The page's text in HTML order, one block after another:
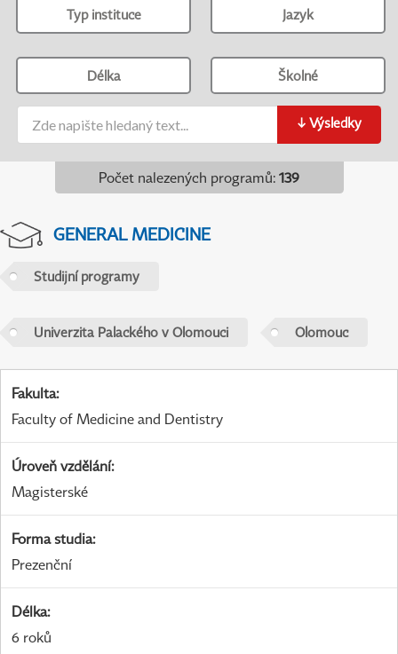
Typ instituce Jazyk
Délka Školné
↓ Výsledky
Počet nalezených programů: 139
GENERAL MEDICINE
Studijní programy
Univerzita Palackého v Olomouci Olomouc
Fakulta:
Faculty of Medicine and Dentistry
Úroveň vzdělání:
Magisterské
Forma studia:
Prezenční
Délka:
6 roků